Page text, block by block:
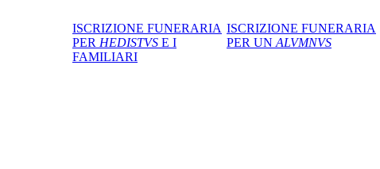
ISCRIZIONE FUNERARIA
PER HEDISTVS E I
FAMILIARI
ISCRIZIONE FUNERARIA
PER UN ALVMNVS